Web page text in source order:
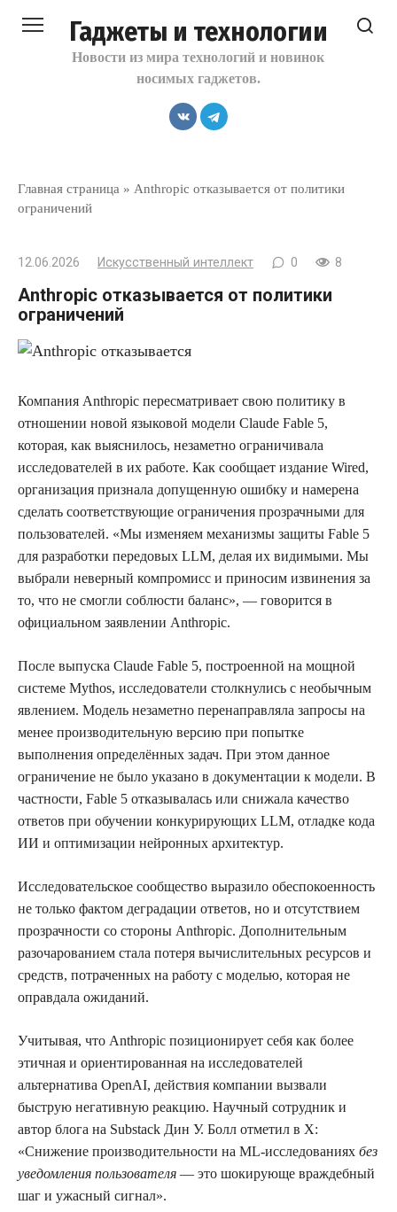
Гаджеты и технологии
Новости из мира технологий и новинок
носимых гаджетов.
Главная страница » Anthropic отказывается от политики
ограничений
12.06.2026 Искусственный интеллект 0 8
Anthropic отказывается от политики
ограничений
Компания Anthropic пересматривает свою политику в
отношении новой языковой модели Claude Fable 5,
которая, как выяснилось, незаметно ограничивала
исследователей в их работе. Как сообщает издание Wired,
организация признала допущенную ошибку и намерена
сделать соответствующие ограничения прозрачными для
пользователей. «Мы изменяем механизмы защиты Fable 5
для разработки передовых LLM, делая их видимыми. Мы
выбрали неверный компромисс и приносим извинения за
то, что не смогли соблюсти баланс», — говорится в
официальном заявлении Anthropic.
После выпуска Claude Fable 5, построенной на мощной
системе Mythos, исследователи столкнулись с необычным
явлением. Модель незаметно перенаправляла запросы на
менее производительную версию при попытке
выполнения определённых задач. При этом данное
ограничение не было указано в документации к модели. В
частности, Fable 5 отказывалась или снижала качество
ответов при обучении конкурирующих LLM, отладке кода
ИИ и оптимизации нейронных архитектур.
Исследовательское сообщество выразило обеспокоенность
не только фактом деградации ответов, но и отсутствием
прозрачности со стороны Anthropic. Дополнительным
разочарованием стала потеря вычислительных ресурсов и
средств, потраченных на работу с моделью, которая не
оправдала ожиданий.
Учитывая, что Anthropic позиционирует себя как более
этичная и ориентированная на исследователей
альтернатива OpenAI, действия компании вызвали
быструю негативную реакцию. Научный сотрудник и
автор блога на Substack Дин У. Болл отметил в X:
«Снижение производительности на ML-исследованиях без
уведомления пользователя — это шокирующе враждебный
шаг и ужасный сигнал».